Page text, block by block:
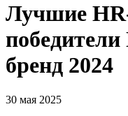
Лучшие
бренд 2024
30 мая 2025